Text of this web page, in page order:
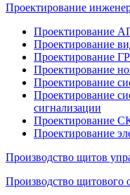
Проектирование
Проектирование
Проектирование
Проектирование
Проектирование
Проектирование
Проектирование
сигнализации
Проектирование
Проектирование
Производство щитов
Производство щитового